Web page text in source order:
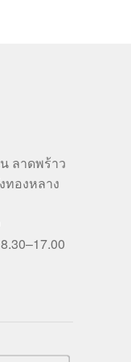
ลาดพร้าว
ทองหลาง